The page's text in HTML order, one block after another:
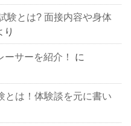
験とは? 面接内容や身体
り
サーを紹介！
に
とは！体験談を元に書い